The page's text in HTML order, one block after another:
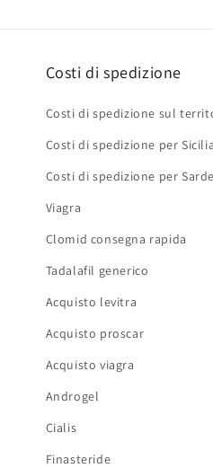
Costi di spedizione
Costi di spedizione sul
Costi di spedizione per
Costi di spedizione per
Viagra
Clomid consegna rapida
Tadalafil generico
Acquisto levitra
Acquisto proscar
Acquisto viagra
Androgel
Cialis
Finasteride